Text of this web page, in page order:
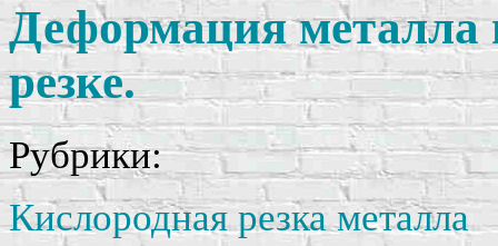
Деформация металла
резке.
Рубрики:
Кислородная резка металла